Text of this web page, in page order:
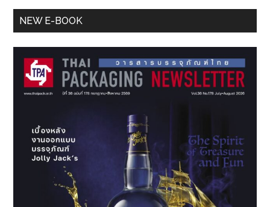
การ
เร็ว
ระดับ
ประเทศ
Grand
Prix
2025”
สนาม
ที่
Primary
NEW E-BOOK